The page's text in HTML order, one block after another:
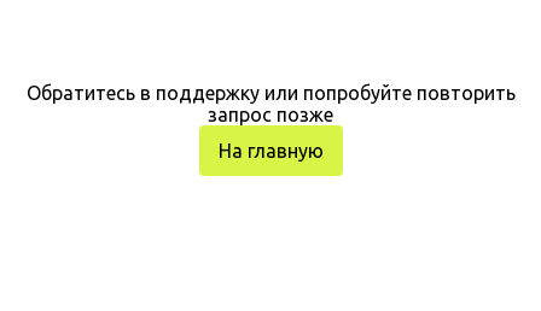
Обратитесь в поддержку или попробуйте повторить
запрос позже
На главную